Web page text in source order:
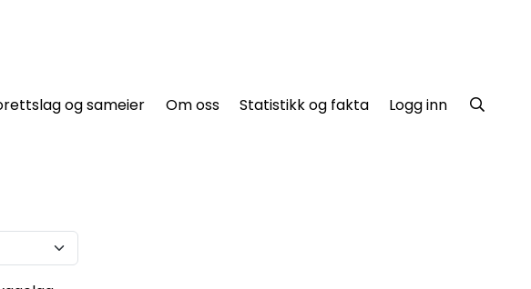
og sameier Om oss Statistikk og fakta Logg inn